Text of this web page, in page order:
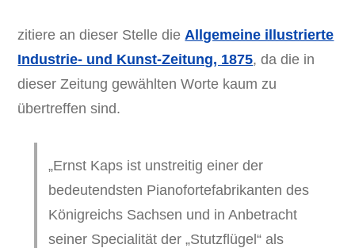
zitiere an dieser Stelle die Allgemeine illustrierte
Industrie- und Kunst-Zeitung, 1875, da die in
dieser Zeitung gewählten Worte kaum zu
übertreffen sind.
„Ernst Kaps ist unstreitig einer der
bedeutendsten Pianofortefabrikanten des
Königreichs Sachsen und in Anbetracht
seiner Specialität der „Stutzflügel“ als